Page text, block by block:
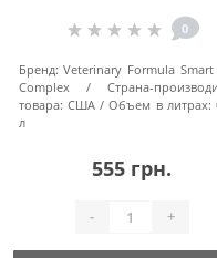
0
Бренд: Veterinary Formula
Complex
Страна-
товара: США Объем в литрах:
л
555 грн.
- +